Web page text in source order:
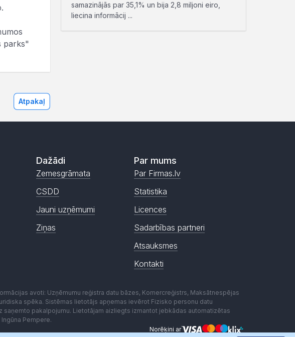
parks"
Atpakaļ
samazinājās par 35,1% un bija 2,8 miljoni eiro,
liecina informācij ...
Dažādi
Zemesgrāmata
CSDD
Jauni uzņēmumi
Ziņas
Par mums
Par Firmas.lv
Statistika
Licences
Sadarbības partneri
Atsauksmes
Kontakti
avoti: Uzņēmumu reģistra datu bāzes, Komercreģistrs, Maksātnespējas
spēka. Sistēmas lietotājs apņemas ievērot Fizisko personu datu
pakalpojumu. Lietotājam aizliegts izmantot jebkādas automatizētas
Pempere.
Norēķini ar